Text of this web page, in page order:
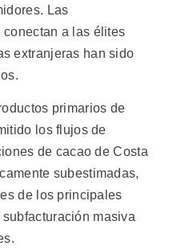
Las
a las élites
extranjeras han sido
primarios de
los flujos de
de cacao de Costa
subestimadas,
de los principales
masiva